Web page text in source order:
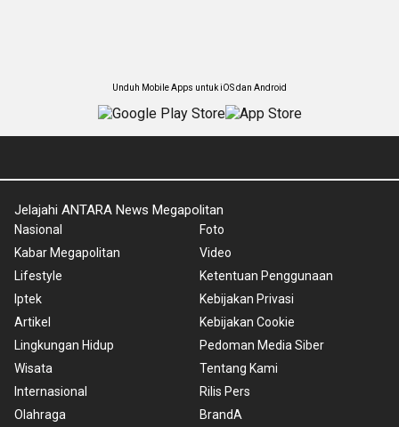
Unduh Mobile Apps untuk iOS dan Android
Jelajahi ANTARA News Megapolitan
Nasional
Kabar Megapolitan
Lifestyle
Iptek
Artikel
Lingkungan Hidup
Wisata
Internasional
Olahraga
Foto
Video
Ketentuan Penggunaan
Kebijakan Privasi
Kebijakan Cookie
Pedoman Media Siber
Tentang Kami
Rilis Pers
BrandA